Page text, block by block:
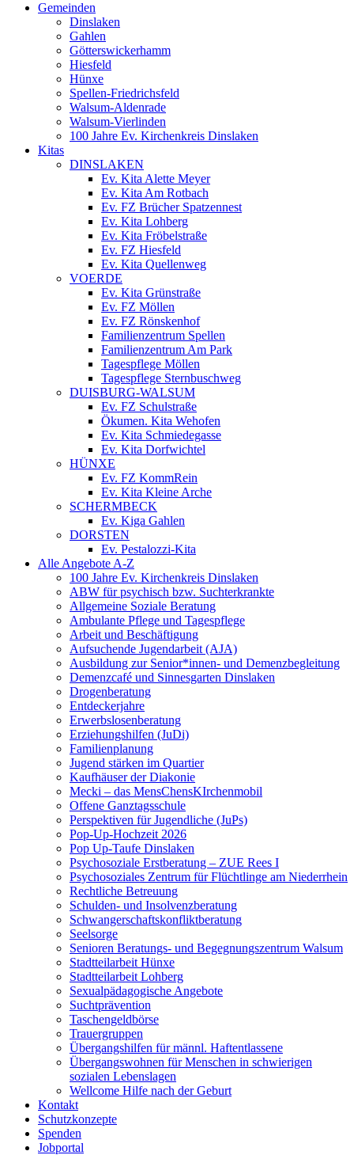
Gemeinden
Dinslaken
Gahlen
Götterswickerhamm
Hiesfeld
Hünxe
Spellen-Friedrichsfeld
Walsum-Aldenrade
Walsum-Vierlinden
100 Jahre Ev. Kirchenkreis Dinslaken
Kitas
DINSLAKEN
Ev. Kita Alette Meyer
Ev. Kita Am Rotbach
Ev. FZ Brücher Spatzennest
Ev. Kita Lohberg
Ev. Kita Fröbelstraße
Ev. FZ Hiesfeld
Ev. Kita Quellenweg
VOERDE
Ev. Kita Grünstraße
Ev. FZ Möllen
Ev. FZ Rönskenhof
Familienzentrum Spellen
Familienzentrum Am Park
Tagespflege Möllen
Tagespflege Sternbuschweg
DUISBURG-WALSUM
Ev. FZ Schulstraße
Ökumen. Kita Wehofen
Ev. Kita Schmiedegasse
Ev. Kita Dorfwichtel
HÜNXE
Ev. FZ KommRein
Ev. Kita Kleine Arche
SCHERMBECK
Ev. Kiga Gahlen
DORSTEN
Ev. Pestalozzi-Kita
Alle Angebote A-Z
100 Jahre Ev. Kirchenkreis Dinslaken
ABW für psychisch bzw. Suchterkrankte
Allgemeine Soziale Beratung
Ambulante Pflege und Tagespflege
Arbeit und Beschäftigung
Aufsuchende Jugendarbeit (AJA)
Ausbildung zur Senior*innen- und Demenzbegleitung
Demenzcafé und Sinnesgarten Dinslaken
Drogenberatung
Entdeckerjahre
Erwerbslosenberatung
Erziehungshilfen (JuDi)
Familienplanung
Jugend stärken im Quartier
Kaufhäuser der Diakonie
Mecki – das MensChensKIrchenmobil
Offene Ganztagsschule
Perspektiven für Jugendliche (JuPs)
Pop-Up-Hochzeit 2026
Pop Up-Taufe Dinslaken
Psychosoziale Erstberatung – ZUE Rees I
Psychosoziales Zentrum für Flüchtlinge am Niederrhein
Rechtliche Betreuung
Schulden- und Insolvenzberatung
Schwangerschaftskonfliktberatung
Seelsorge
Senioren Beratungs- und Begegnungszentrum Walsum
Stadtteilarbeit Hünxe
Stadtteilarbeit Lohberg
Sexualpädagogische Angebote
Suchtprävention
Taschengeldbörse
Trauergruppen
Übergangshilfen für männl. Haftentlassene
Übergangswohnen für Menschen in schwierigen
sozialen Lebenslagen
Wellcome Hilfe nach der Geburt
Kontakt
Schutzkonzepte
Spenden
Jobportal